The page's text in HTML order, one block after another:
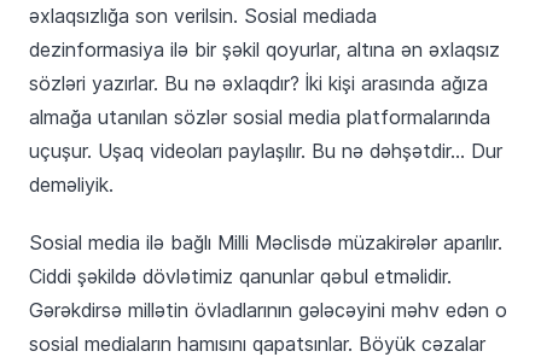
əxlaqsızlığa son verilsin. Sosial mediada
dezinformasiya ilə bir şəkil qoyurlar, altına ən əxlaqsız
sözləri yazırlar. Bu nə əxlaqdır? İki kişi arasında ağıza
almağa utanılan sözlər sosial media platformalarında
uçuşur. Uşaq videoları paylaşılır. Bu nə dəhşətdir… Dur
deməliyik.
Sosial media ilə bağlı Milli Məclisdə müzakirələr aparılır.
Ciddi şəkildə dövlətimiz qanunlar qəbul etməlidir.
Gərəkdirsə millətin övladlarının gələcəyini məhv edən o
sosial mediaların hamısını qapatsınlar. Böyük cəzalar